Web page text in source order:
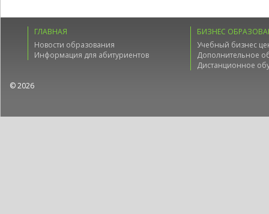
ГЛАВНАЯ
Новости образования
Информация для абитуриентов
БИЗНЕС
Учебный бизнес
Дополнительное
Дистанционное
© 2026